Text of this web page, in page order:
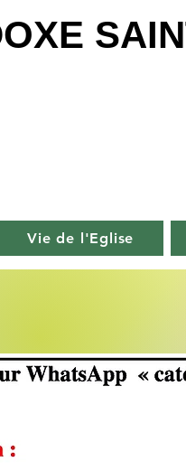
Vie de l'Eglise